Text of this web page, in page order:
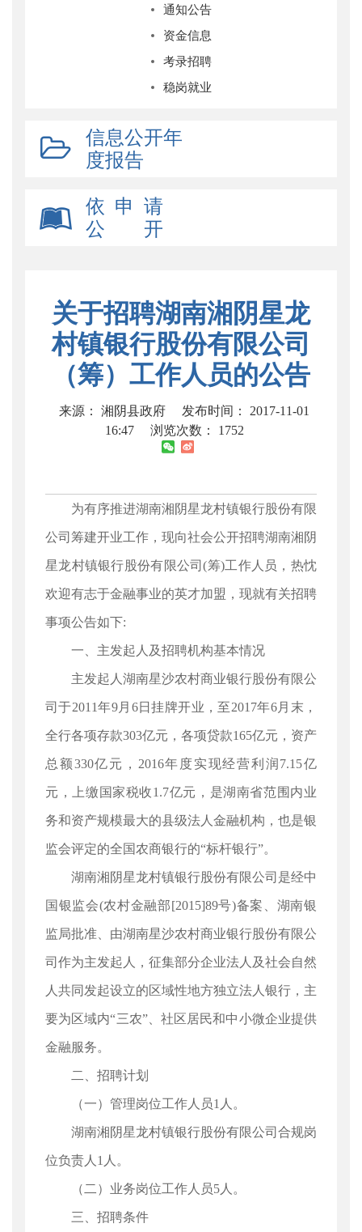
通知公告
资金信息
考录招聘
稳岗就业
信息公开年
度报告
依 申 请
公 开
关于招聘湖南湘阴星龙
村镇银行股份有限公司
（筹）工作人员的公告
来源： 湘阴县政府
发布时间： 2017-11-01
16:47
浏览次数： 1752
为有序推进湖南湘阴星龙村镇银行股份有限
公司筹建开业工作，现向社会公开招聘湖南湘阴
星龙村镇银行股份有限公司(筹)工作人员，热忱
欢迎有志于金融事业的英才加盟，现就有关招聘
事项公告如下:
一、主发起人及招聘机构基本情况
主发起人湖南星沙农村商业银行股份有限公
司于2011年9月6日挂牌开业，至2017年6月末，
全行各项存款303亿元，各项贷款165亿元，资产
总额330亿元，2016年度实现经营利润7.15亿
元，上缴国家税收1.7亿元，是湖南省范围内业
务和资产规模最大的县级法人金融机构，也是银
监会评定的全国农商银行的“标杆银行”。
湖南湘阴星龙村镇银行股份有限公司是经中
国银监会(农村金融部[2015]89号)备案、湖南银
监局批准、由湖南星沙农村商业银行股份有限公
司作为主发起人，征集部分企业法人及社会自然
人共同发起设立的区域性地方独立法人银行，主
要为区域内“三农”、社区居民和中小微企业提供
金融服务。
二、招聘计划
（一）管理岗位工作人员1人。
湖南湘阴星龙村镇银行股份有限公司合规岗
位负责人1人。
（二）业务岗位工作人员5人。
三、招聘条件